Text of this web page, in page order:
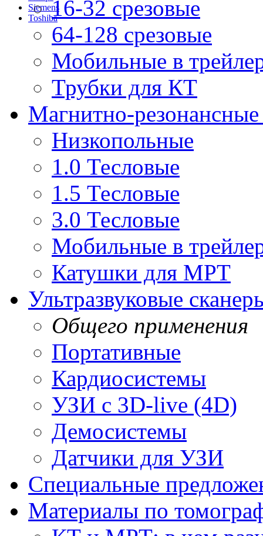
Siemens
Toshiba16-32 срезовые
64-128 срезовые
Мобильные в
Трубки для КТ
Магнитно-
Низкопольные
1.0 Тесловые
1.5 Тесловые
3.0 Тесловые
Мобильные в
Катушки для МРТ
Ультразвуковые
Общего применения
Портативные
Кардиосистемы
УЗИ с 3D-live (4D)
Демосистемы
Датчики для УЗИ
Cпециальные
Материалы по